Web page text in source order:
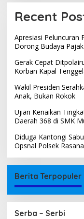
Recent
Apresiasi Peluncuran
Dorong Budaya
Gerak Cepat
Korban Kapal
Wakil Presiden
Anak, Bukan Rokok
Ujian Kenaikan
Daerah 368 di SMK
Diduga Kantongi
Opsnal Polsek
Berita Terpopuler
Serba – Serbi